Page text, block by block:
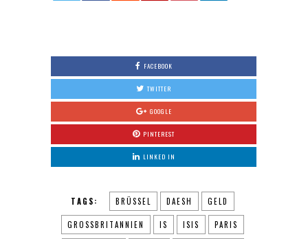
FACEBOOK
TWITTER
GOOGLE
PINTEREST
LINKED IN
TAGS: BRÜSSEL DAESH GELD
GROSSBRITANNIEN IS ISIS PARIS